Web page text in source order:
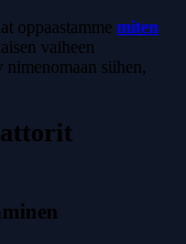
oppaastamme miten
vaiheen
siihen,